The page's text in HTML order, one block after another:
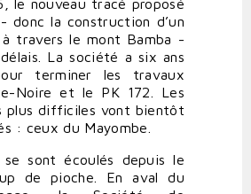
le nouveau tracé proposé
donc la construction d’un
travers le mont Bamba -
La société a six ans
terminer les travaux
Noire et le PK 172. Les
plus difficiles vont bientôt
: ceux du Mayombe.
se sont écoulés depuis le
de pioche. En aval du